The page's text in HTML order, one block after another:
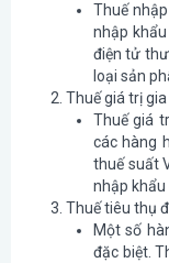
Thuế
nhập
điện tử
loại sản
Thuế giá trị
Thuế giá
các hàng
thuế suất
nhập khẩu
Thuế tiêu thụ
Một số
đặc biệt.